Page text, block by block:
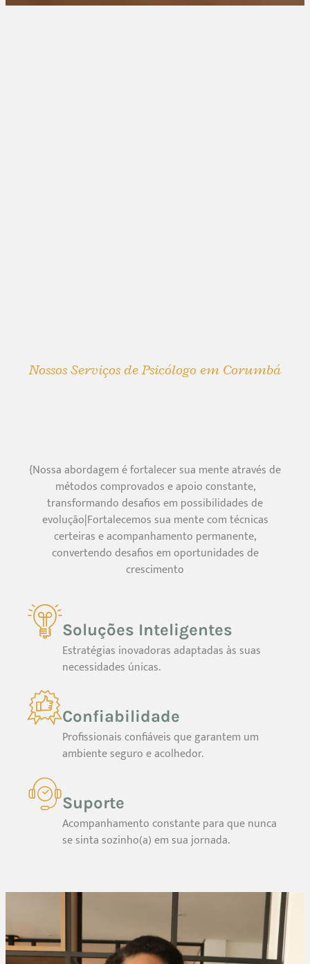
Nossos Serviços de Psicólogo em Corumbá
{Nossa abordagem é fortalecer sua mente através de
métodos comprovados e apoio constante,
transformando desafios em possibilidades de
evolução|Fortalecemos sua mente com técnicas
certeiras e acompanhamento permanente,
convertendo desafios em oportunidades de
crescimento
Soluções Inteligentes
Estratégias inovadoras adaptadas às suas
necessidades únicas.
Confiabilidade
Profissionais confiáveis que garantem um
ambiente seguro e acolhedor.
Suporte
Acompanhamento constante para que nunca
se sinta sozinho(a) em sua jornada.